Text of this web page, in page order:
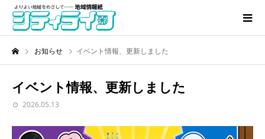
お知らせ イベント情報、更新しました
イベント情報、更新しました
2026.05.13